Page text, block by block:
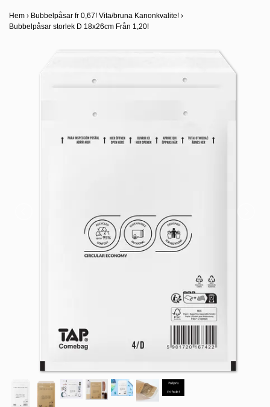
Hem › Bubbelpåsar fr 0,67! Vita/bruna Kanonkvalite! ›
Bubbelpåsar storlek D 18x26cm Från 1,20!